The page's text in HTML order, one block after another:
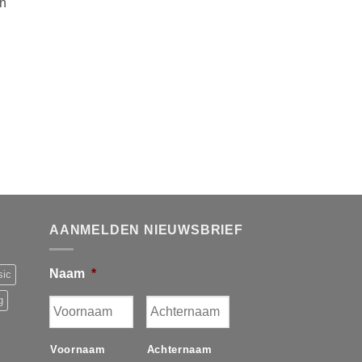
AANMELDEN NIEUWSBRIEF
Naam *
Voornaam Achternaam